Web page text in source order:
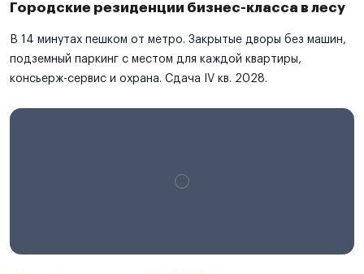
Городские резиденции бизнес-класса в лесу
В 14 минутах пешком от метро. Закрытые дворы без машин,
подземный паркинг с местом для каждой квартиры,
консьерж-сервис и охрана. Сдача IV кв. 2028.